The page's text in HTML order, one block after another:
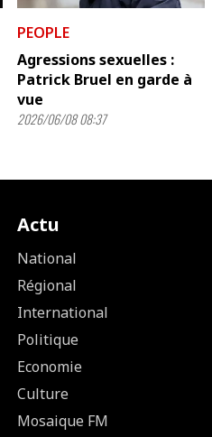
PEOPLE
Agressions sexuelles :
Patrick Bruel en garde à
vue
2026/06/08 08:37
Actu
National
Régional
International
Politique
Economie
Culture
Mosaique FM